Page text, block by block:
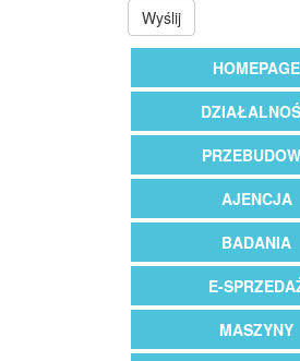
Wyślij
HOMEPAGE
AJENCJA
BADANIA
E-
MASZYNY